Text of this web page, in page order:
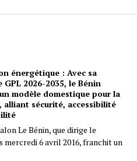
énergétique : Avec sa
2026-2035, le Bénin
modèle domestique pour la
alliant sécurité, accessibilité
Le Bénin, que dirige le
6 avril 2016, franchit un